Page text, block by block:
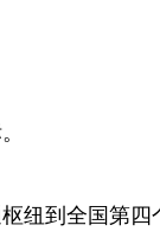
到全国第四